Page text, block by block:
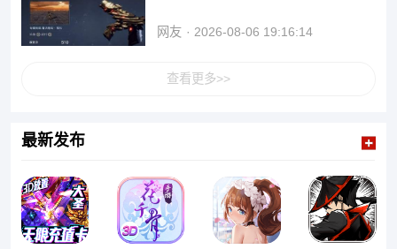
网友 2026-08-06 19:16:14
查看更多>>
最新发布